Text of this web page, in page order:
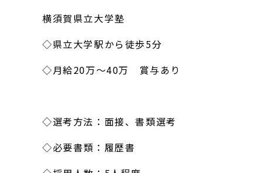
横須賀県立大学塾
◇県立大学駅から徒歩5分
◇月給20万～40万 賞与あり
◇選考方法：面接、書類選考
◇必要書類：履歴書